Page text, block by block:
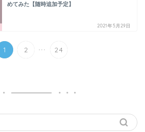
めてみた【随時追加予定】
2021年5月29日
1 2 ... 24